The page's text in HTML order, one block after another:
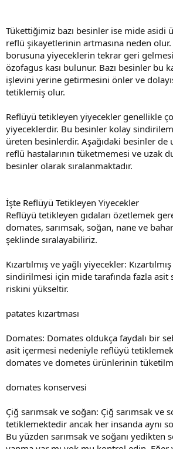
Tükettiğimiz bazı besinler ise mide asidi
reflü şikayetlerinin artmasına neden
borusuna yiyeceklerin tekrar geri
özofagus kası bulunur. Bazı besinler bu
işlevini yerine getirmesini önler ve
tetiklemiş olur.
Reflüyü tetikleyen yiyecekler genellikle
yiyeceklerdir. Bu besinler kolay
üreten besinlerdir. Aşağıdaki besinler de
reflü hastalarının tüketmemesi ve uzak
besinler olarak sıralanmaktadır.
İşte Reflüyü Tetikleyen Yiyecekler
Reflüyü tetikleyen gıdaları özetlemek
domates, sarımsak, soğan, nane ve
şeklinde sıralayabiliriz.
Kızartılmış ve yağlı yiyecekler:
sindirilmesi için mide tarafında fazla asit
riskini yükseltir.
patates kızartması
Domates: Domates oldukça faydalı bir
asit içermesi nedeniyle reflüyü
domates ve dometes ürünlerinin
domates konservesi
Çiğ sarımsak ve soğan: Çiğ sarımsak ve
tetiklemektedir ancak her insanda aynı
Bu yüzden sarımsak ve soğanı yedikten